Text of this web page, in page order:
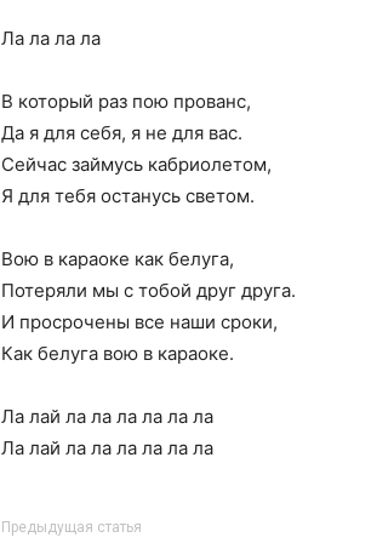
Ла ла ла ла
В который раз пою прованс,
Да я для себя, я не для вас.
Сейчас займусь кабриолетом,
Я для тебя останусь светом.
Вою в караоке как белуга,
Потеряли мы с тобой друг друга.
И просрочены все наши сроки,
Как белуга вою в караоке.
Ла лай ла ла ла ла ла ла
Ла лай ла ла ла ла ла ла
Предыдущая статья